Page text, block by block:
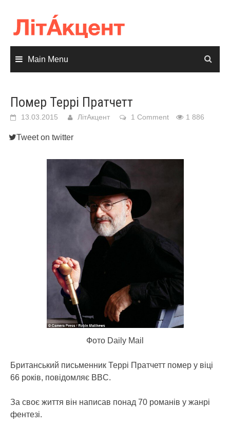
content
Main Menu
Помер Террі Пратчетт
13.03.2015 ЛітАкцент 1 Comment 1 886
Tweet on twitter
Фото Daily Mail
Британський письменник Террі Пратчетт помер у віці
66 років, повідомляє BBC.
За своє життя він написав понад 70 романів у жанрі
фентезі.